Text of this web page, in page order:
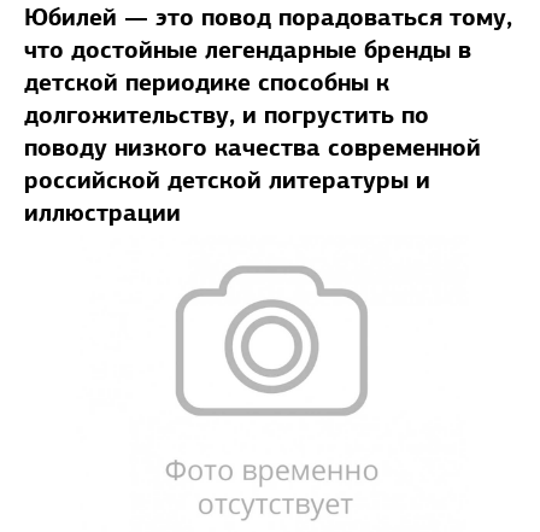
Юбилей — это повод порадоваться тому,
что достойные легендарные бренды в
детской периодике способны к
долгожительству, и погрустить по
поводу низкого качества современной
российской детской литературы и
иллюстрации